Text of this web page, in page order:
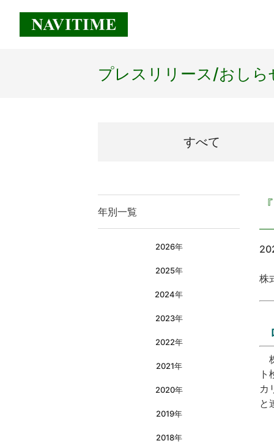
プレスリリース/おしら
すべて
年別一覧
2026年
2025年
2024年
2023年
2022年
2021年
2020年
2019年
2018年
株
カ
と